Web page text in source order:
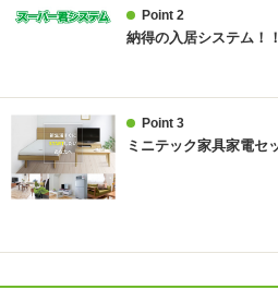
Point 2
納得の入居システム！
Point 3
ミニテック家具家電セ